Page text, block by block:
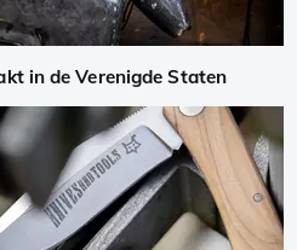
in de Verenigde Staten